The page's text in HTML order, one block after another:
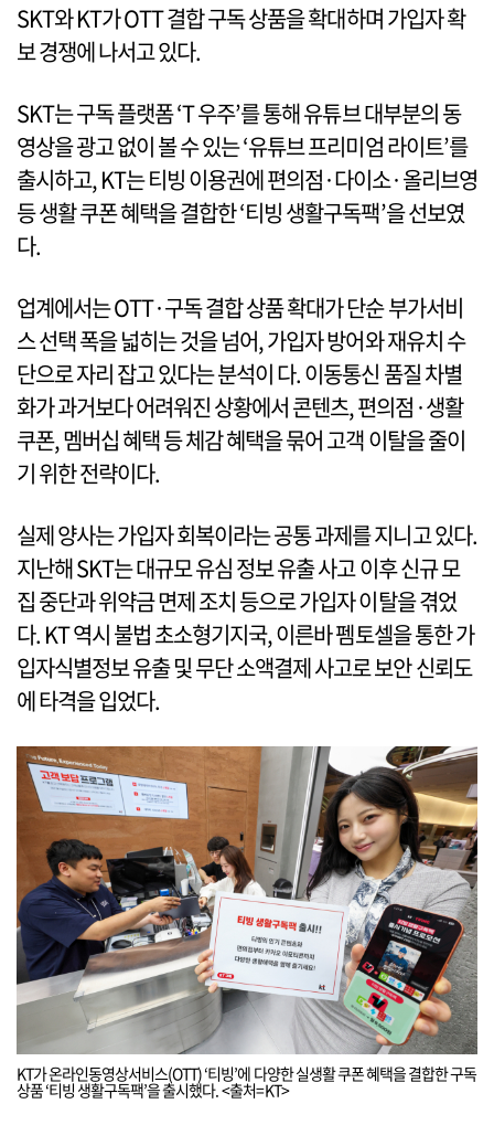
SKT와 KT가 OTT 결합 구독 상품을 확대하며 가입자 확
보 경쟁에 나서고 있다.
SKT는 구독 플랫폼 ‘T 우주’를 통해 유튜브 대부분의 동
영상을 광고 없이 볼 수 있는 ‘유튜브 프리미엄 라이트’를
출시하고, KT는 티빙 이용권에 편의점·다이소·올리브영
등 생활 쿠폰 혜택을 결합한 ‘티빙 생활구독팩’을 선보였
다.
업계에서는 OTT·구독 결합 상품 확대가 단순 부가서비
스 선택 폭을 넓히는 것을 넘어, 가입자 방어와 재유치 수
단으로 자리 잡고 있다는 분석이 다. 이동통신 품질 차별
화가 과거보다 어려워진 상황에서 콘텐츠, 편의점·생활
쿠폰, 멤버십 혜택 등 체감 혜택을 묶어 고객 이탈을 줄이
기 위한 전략이다.
실제 양사는 가입자 회복이라는 공통 과제를 지니고 있다.
지난해 SKT는 대규모 유심 정보 유출 사고 이후 신규 모
집 중단과 위약금 면제 조치 등으로 가입자 이탈을 겪었
다. KT 역시 불법 초소형기지국, 이른바 펨토셀을 통한 가
입자식별정보 유출 및 무단 소액결제 사고로 보안 신뢰도
에 타격을 입었다.
KT가 온라인동영상서비스(OTT) ‘티빙’에 다양한 실생활 쿠폰 혜택을 결합한 구독
상품 ‘티빙 생활구독팩’을 출시했다. <출처=KT>